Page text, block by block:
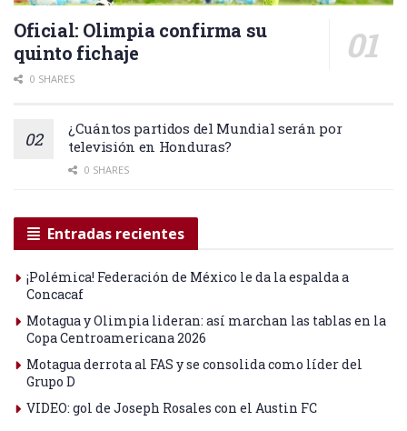
Oficial: Olimpia confirma su
quinto fichaje
0 SHARES
¿Cuántos partidos del Mundial serán por
televisión en Honduras?
0 SHARES
Entradas recientes
¡Polémica! Federación de México le da la espalda a
Concacaf
Motagua y Olimpia lideran: así marchan las tablas en la
Copa Centroamericana 2026
Motagua derrota al FAS y se consolida como líder del
Grupo D
VIDEO: gol de Joseph Rosales con el Austin FC